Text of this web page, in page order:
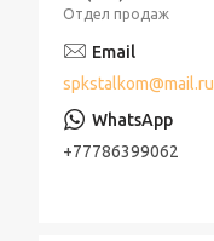
Отдел продаж
spkstalkom@mail.ru
+77786399062